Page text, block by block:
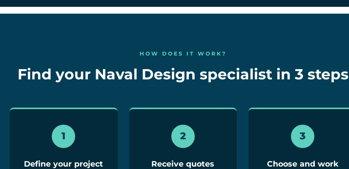
HOW DOES IT WORK?
Find your Naval Design specialist in 3 steps
1
Define your project
2
Receive quotes
3
Choose and work